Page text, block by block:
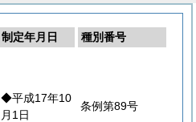
制定年月日
種別番号
◆平成17年10
月1日
条例第89号